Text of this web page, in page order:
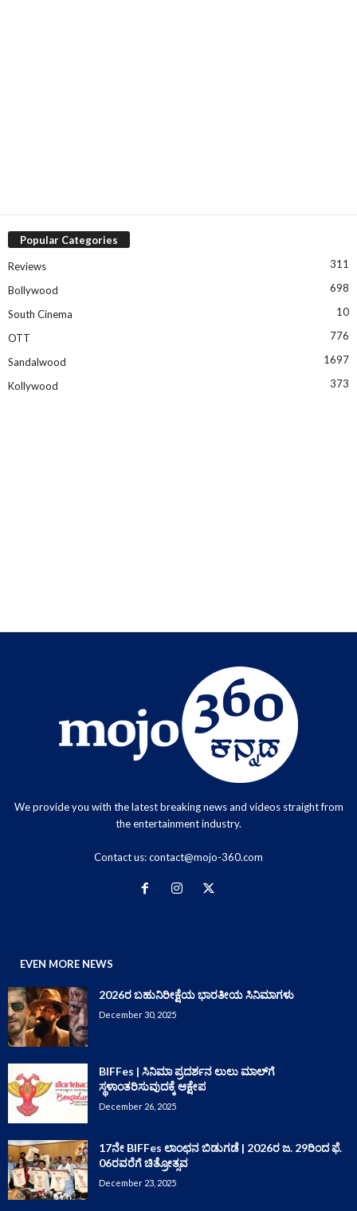
Popular Categories
Reviews 311
Bollywood 698
South Cinema 10
OTT 776
Sandalwood 1697
Kollywood 373
We provide you with the latest breaking news and videos straight from
the entertainment industry.
Contact us:contact@mojo-360.com
EVEN MORE NEWS
2026ರ ಬಹುನಿರೀಕ್ಷೆಯ ಭಾರತೀಯ ಸಿನಿಮಾಗಳು
December 30, 2025
BIFFes | ಸಿನಿಮಾ ಪ್ರದರ್ಶನ ಲುಲು ಮಾಲ್‌ಗೆ
ಸ್ಥಳಾಂತರಿಸುವುದಕ್ಕೆ ಆಕ್ಷೇಪ
December 26, 2025
17ನೇ BIFFes ಲಾಂಛನ ಬಿಡುಗಡೆ | 2026ರ ಜ. 29ರಿಂದ ಫೆ.
06ರವರೆಗೆ ಚಿತ್ರೋತ್ಸವ
December 23, 2025